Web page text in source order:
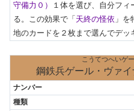
守備力０）
１体を選び、自分フ
る。この効果で「 天終の怪依 」
地のカードを２枚まで選んでデッ
こうてつへいゲ
鋼鉄兵ゲール・ヴァイ